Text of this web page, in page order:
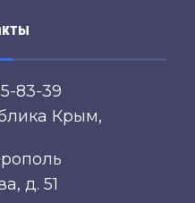
83-39
Крым,
д. 51